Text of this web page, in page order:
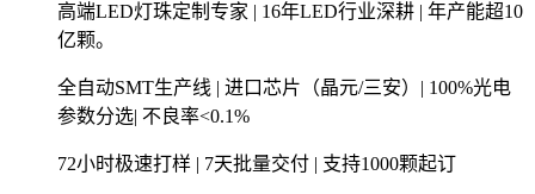
高端LED灯珠定制专家 | 16年LED行业深耕 | 年产能超10
亿颗。
全自动SMT生产线 | 进口芯片（晶元/三安）| 100%光电
参数分选| 不良率<0.1%
72小时极速打样 | 7天批量交付 | 支持1000颗起订